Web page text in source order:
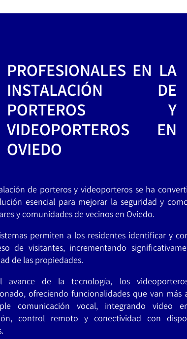
PROFESIONALES EN LA
INSTALACIÓN DE
PORTEROS Y
VIDEOPORTEROS EN
OVIEDO
de porteros y videoporteros se ha
esencial para mejorar la seguridad y
y comunidades de vecinos en Oviedo.
permiten a los residentes identificar y
de visitantes, incrementando
de las propiedades.
avance de la tecnología, los
ofreciendo funcionalidades que van más
comunicación vocal, integrando video
control remoto y conectividad con